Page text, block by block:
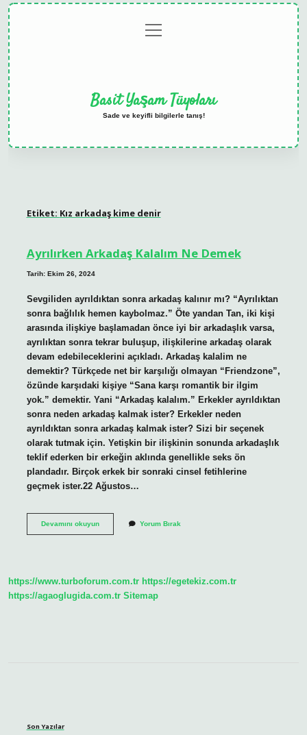
menüyü
aç
Basit Yaşam Tüyoları
Sade ve keyifli bilgilerle tanış!
Etiket: Kız arkadaş kime denir
Ayrılırken Arkadaş Kalalım Ne Demek
Tarih: Ekim 26, 2024
Sevgiliden ayrıldıktan sonra arkadaş kalınır mı? “Ayrılıktan
sonra bağlılık hemen kaybolmaz.” Öte yandan Tan, iki kişi
arasında ilişkiye başlamadan önce iyi bir arkadaşlık varsa,
ayrılıktan sonra tekrar buluşup, ilişkilerine arkadaş olarak
devam edebileceklerini açıkladı. Arkadaş kalalim ne
demektir? Türkçede net bir karşılığı olmayan “Friendzone”,
özünde karşıdaki kişiye “Sana karşı romantik bir ilgim
yok.” demektir. Yani “Arkadaş kalalım.” Erkekler ayrıldıktan
sonra neden arkadaş kalmak ister? Erkekler neden
ayrıldıktan sonra arkadaş kalmak ister? Sizi bir seçenek
olarak tutmak için. Yetişkin bir ilişkinin sonunda arkadaşlık
teklif ederken bir erkeğin aklında genellikle seks ön
plandadır. Birçok erkek bir sonraki cinsel fetihlerine
geçmek ister.22 Ağustos…
Devamını okuyunAyrılırken
Yorum Bırak
https://www.turboforum.com.tr https://egetekiz.com.tr
https://agaoglugida.com.tr Sitemap
Son Yazılar